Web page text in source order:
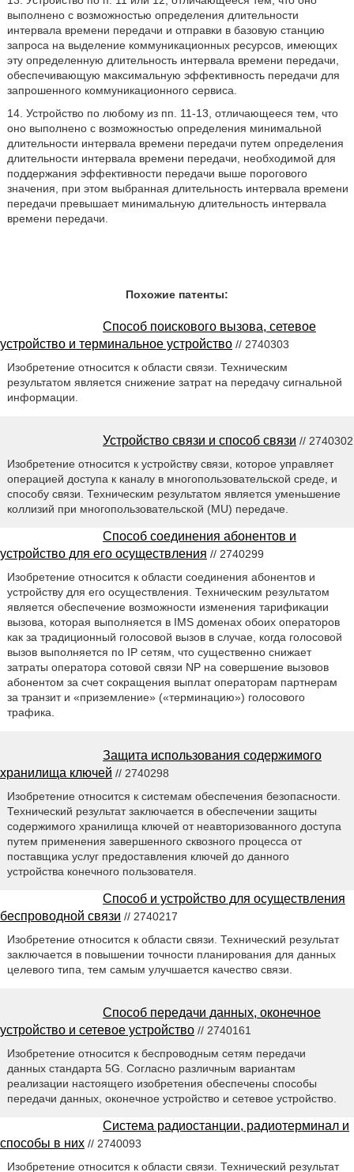
выполнено с возможностью определения длительности
интервала времени передачи и отправки в базовую станцию
запроса на выделение коммуникационных ресурсов, имеющих
эту определенную длительность интервала времени передачи,
обеспечивающую максимальную эффективность передачи для
запрошенного коммуникационного сервиса.
14. Устройство по любому из пп. 11-13, отличающееся тем, что
оно выполнено с возможностью определения минимальной
длительности интервала времени передачи путем определения
длительности интервала времени передачи, необходимой для
поддержания эффективности передачи выше порогового
значения, при этом выбранная длительность интервала времени
передачи превышает минимальную длительность интервала
времени передачи.
Похожие патенты:
Способ поискового вызова, сетевое
устройство и терминальное устройство // 2740303
Изобретение относится к области связи. Техническим
результатом является снижение затрат на передачу сигнальной
информации.
Устройство связи и способ связи // 2740302
Изобретение относится к устройству связи, которое управляет
операцией доступа к каналу в многопользовательской среде, и
способу связи. Техническим результатом является уменьшение
коллизий при многопользовательской (MU) передаче.
Способ соединения абонентов и
устройство для его осуществления // 2740299
Изобретение относится к области соединения абонентов и
устройству для его осуществления. Техническим результатом
является обеспечение возможности изменения тарификации
вызова, которая выполняется в IMS доменах обоих операторов
как за традиционный голосовой вызов в случае, когда голосовой
вызов выполняется по IP сетям, что существенно снижает
затраты оператора сотовой связи NP на совершение вызовов
абонентом за счет сокращения выплат операторам партнерам
за транзит и «приземление» («терминацию») голосового
трафика.
Защита использования содержимого
хранилища ключей // 2740298
Изобретение относится к системам обеспечения безопасности.
Технический результат заключается в обеспечении защиты
содержимого хранилища ключей от неавторизованного доступа
путем применения завершенного сквозного процесса от
поставщика услуг предоставления ключей до данного
устройства конечного пользователя.
Способ и устройство для осуществления
беспроводной связи // 2740217
Изобретение относится к области связи. Технический результат
заключается в повышении точности планирования для данных
целевого типа, тем самым улучшается качество связи.
Способ передачи данных, оконечное
устройство и сетевое устройство // 2740161
Изобретение относится к беспроводным сетям передачи
данных стандарта 5G. Согласно различным вариантам
реализации настоящего изобретения обеспечены способы
передачи данных, оконечное устройство и сетевое устройство.
Система радиостанции, радиотерминал и
способы в них // 2740093
Изобретение относится к области связи. Технический результат